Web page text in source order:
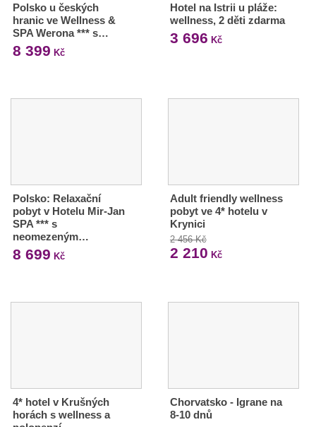
Polsko u českých
hranic ve Wellness &
SPA Werona *** s…
8 399 Kč
Hotel na Istrii u pláže:
wellness, 2 děti zdarma
3 696 Kč
Polsko: Relaxační
pobyt v Hotelu Mir-Jan
SPA *** s
neomezeným…
8 699 Kč
Adult friendly wellness
pobyt ve 4* hotelu v
Krynici
2 456 Kč
2 210 Kč
4* hotel v Krušných
horách s wellness a
Chorvatsko - Igrane na
8-10 dnů